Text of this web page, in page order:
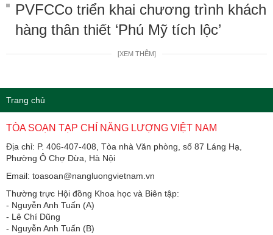
PVFCCo triển khai chương trình khách
hàng thân thiết ‘Phú Mỹ tích lộc’
[XEM THÊM]
Trang chủ
TÒA SOẠN TẠP CHÍ NĂNG LƯỢNG VIỆT NAM
Địa chỉ: P. 406-407-408, Tòa nhà Văn phòng, số 87 Láng Hạ,
Phường Ô Chợ Dừa, Hà Nội
Email: toasoan@nangluongvietnam.vn
Thường trực Hội đồng Khoa học và Biên tập:
​​​​​​- Nguyễn Anh Tuấn (A)
- Lê Chí Dũng
- Nguyễn Anh Tuấn (B)